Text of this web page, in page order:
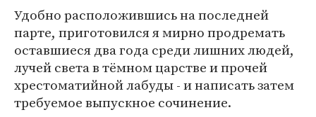
Удобно расположившись на последней
парте, приготовился я мирно продремать
оставшиеся два года среди лишних людей,
лучей света в тёмном царстве и прочей
хрестоматийной лабуды - и написать затем
требуемое выпускное сочинение.